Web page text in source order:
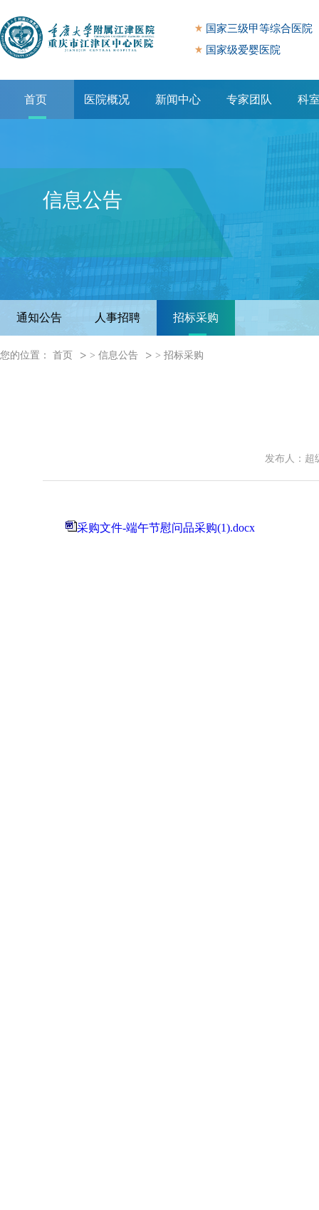
国家三级甲等综合医院
国家级爱婴医院
首页 医院概况 新闻中心 专家团队 科
信息公告
通知公告 人事招聘 招标采购
您的位置： 首页 > 信息公告 > 招标采购
发布人：超
采购文件-端午节慰问品采购(1).docx